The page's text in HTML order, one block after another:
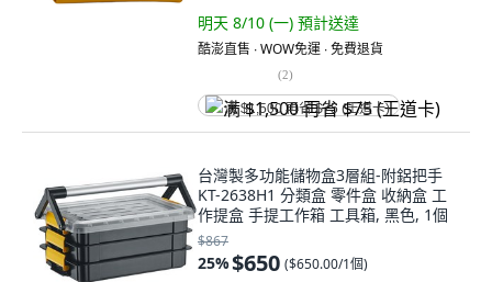
明天 8/10 (一) 預計送達
酷澎直售 ∙ WOW免運 ∙ 免費退貨
(2)
满 $1,500 再省 $75 (王道卡)
台灣製多功能儲物盒3層組-附鋁把手
KT-2638H1 分類盒 零件盒 收納盒 工
作提盒 手提工作箱 工具箱, 黑色, 1個
$867
25%$650 ($650.00/1個)